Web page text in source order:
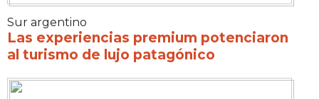
Sur argentino
Las experiencias premium potenciaron
al turismo de lujo patagónico